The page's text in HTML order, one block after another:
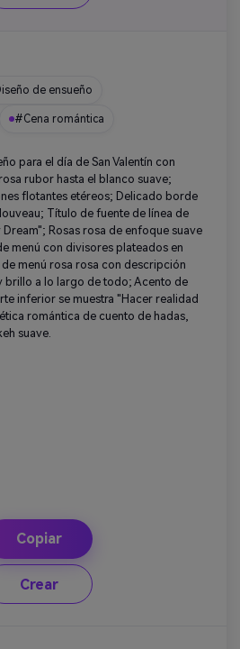
de ensueño
#Cena romántica
para el día de San Valentín con
rubor hasta el blanco suave;
flotantes etéreos; Delicado borde
Título de fuente de línea de
Dream"; Rosas rosa de enfoque suave
menú con divisores plateados en
menú rosa rosa con descripción
brillo a lo largo de todo; Acento de
inferior se muestra "Hacer realidad
romántica de cuento de hadas,
suave.
Copiar
Crear